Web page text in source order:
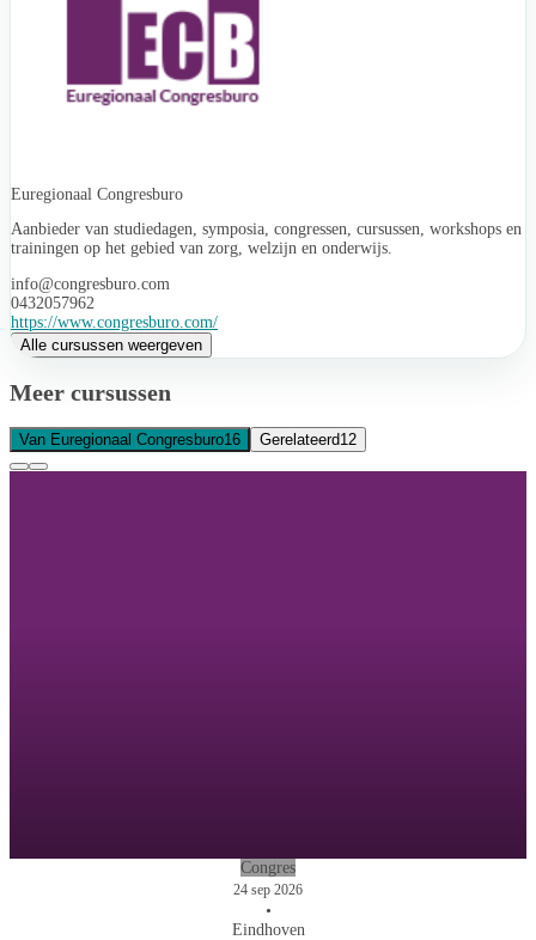
Euregionaal Congresburo
Aanbieder van studiedagen, symposia, congressen, cursussen, workshops en
trainingen op het gebied van zorg, welzijn en onderwijs.
info@congresburo.com
0432057962
https://www.congresburo.com/
Alle cursussen weergeven
Meer cursussen
Van Euregionaal Congresburo16 Gerelateerd12
Congres
24 sep 2026
•
Eindhoven